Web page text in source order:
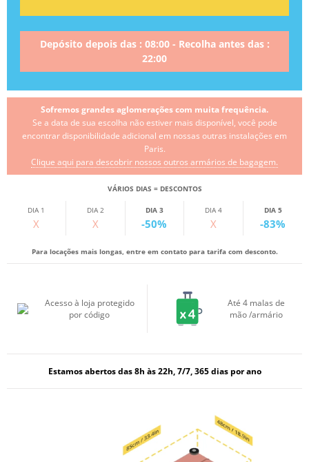
Depósito depois das : 08:00 - Recolha antes das :
22:00
Sofremos grandes aglomerações com muita frequência.
Se a data de sua escolha não estiver mais disponível, você pode
encontrar disponibilidade adicional em nossas outras instalações em
Paris.
Clique aqui para descobrir nossos outros armários de bagagem.
VÁRIOS DIAS = DESCONTOS
DIA 1
X
DIA 2
X
DIA 3
-50%
DIA 4
X
DIA 5
-83%
Para locações mais longas, entre em contato para tarifa com desconto.
Acesso à loja protegido
por código
Até 4 malas de
mão /armário
Estamos abertos das 8h às 22h, 7/7, 365 dias por ano